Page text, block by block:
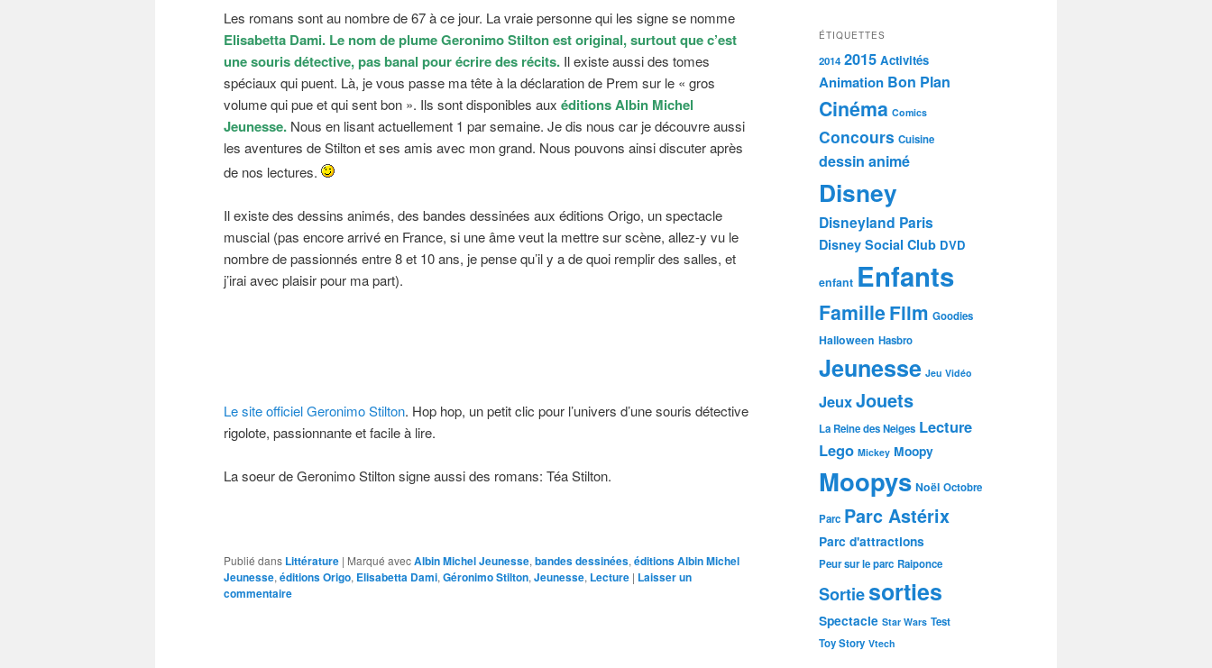
Les romans sont au nombre de 67 à ce jour. La vraie personne qui les signe se nomme
Elisabetta Dami. Le nom de plume Geronimo Stilton est original, surtout que c’est
une souris détective, pas banal pour écrire des récits. Il existe aussi des tomes
spéciaux qui puent. Là, je vous passe ma tête à la déclaration de Prem sur le « gros
volume qui pue et qui sent bon ». Ils sont disponibles aux éditions Albin Michel
Jeunesse. Nous en lisant actuellement 1 par semaine. Je dis nous car je découvre aussi
les aventures de Stilton et ses amis avec mon grand. Nous pouvons ainsi discuter après
de nos lectures.
Il existe des dessins animés, des bandes dessinées aux éditions Origo, un spectacle
muscial (pas encore arrivé en France, si une âme veut la mettre sur scène, allez-y vu le
nombre de passionnés entre 8 et 10 ans, je pense qu’il y a de quoi remplir des salles, et
j’irai avec plaisir pour ma part).
Le site officiel Geronimo Stilton. Hop hop, un petit clic pour l’univers d’une souris détective
rigolote, passionnante et facile à lire.
La soeur de Geronimo Stilton signe aussi des romans: Téa Stilton.
Publié dans Littérature | Marqué avecAlbin Michel Jeunesse, bandes dessinées, éditions Albin Michel
Jeunesse, éditions Origo, Elisabetta Dami, Géronimo Stilton, Jeunesse, Lecture | Laisser un
commentaire
ÉTIQUETTES
2014 2015 Activités
Animation Bon Plan
Cinéma Comics
Concours Cuisine
dessin animé
Disney
Disneyland Paris
Disney Social Club DVD
enfant Enfants
FamilleFilm Goodies
Halloween Hasbro
Jeunesse Jeu Vidéo
JeuxJouets
La Reine des Neiges Lecture
Lego Mickey Moopy
Moopys Noël Octobre
Parc Parc Astérix
Parc d'attractions
Peur sur le parc Raiponce
Sortiesorties
Spectacle Star Wars Test
Toy Story Vtech